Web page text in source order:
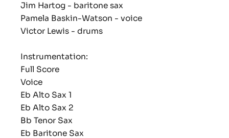
Jim Hartog - baritone sax
Pamela Baskin-Watson - voice
Victor Lewis - drums
Instrumentation:
Full Score
Voice
Eb Alto Sax 1
Eb Alto Sax 2
Bb Tenor Sax
Eb Baritone Sax